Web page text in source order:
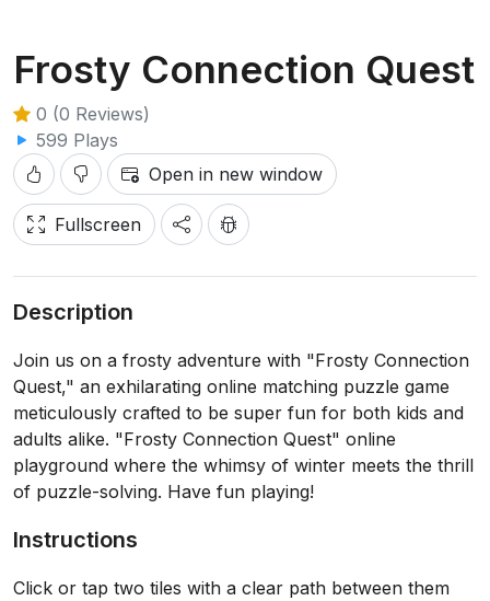
Frosty Connection Quest
0 (0 Reviews)
599 Plays
Open in new window
Fullscreen
Description
Join us on a frosty adventure with "Frosty Connection
Quest," an exhilarating online matching puzzle game
meticulously crafted to be super fun for both kids and
adults alike. "Frosty Connection Quest" online
playground where the whimsy of winter meets the thrill
of puzzle-solving. Have fun playing!
Instructions
Click or tap two tiles with a clear path between them